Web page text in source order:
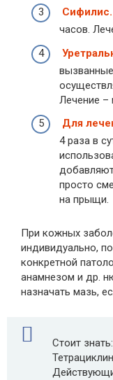
Сифилис.
часов.
Лечение –
Для
4 раза в
просто
на прыщи.
При кожных
индивидуально,
конкретной
анамнезом и др.
назначать мазь,
Стоит